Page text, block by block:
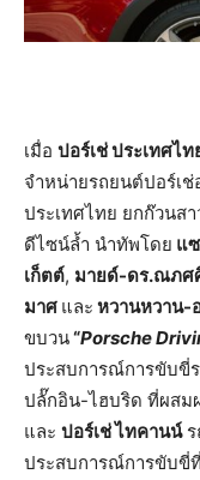
เมื่อ ปอร์เช่ ประเทศไท
จำหน่ายรถยนต์ปอร์เช่
ประเทศไทย ยกก๊วนส
ดีไซน์ล้ำ นำทัพโดย แ
เก็ตต์, มายด์-ดร.ณภศ
มาศ และ หวานหวาน-
ขบวน“Porsche
ประสบการณ์การขับขี่
ปลั๊กอิน-ไฮบริด ที่ผสม
และ ปอร์เช่ ไทคานน์ร
ประสบการณ์การขับขี่